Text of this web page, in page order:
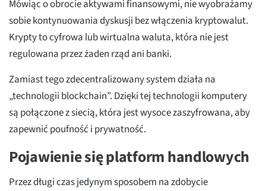
Mówiąc o obrocie aktywami finansowymi, nie wyobrażamy
sobie kontynuowania dyskusji bez włączenia kryptowalut.
Krypty to cyfrowa lub wirtualna waluta, która nie jest
regulowana przez żaden rząd ani banki.
Zamiast tego zdecentralizowany system działa na
„technologii blockchain”. Dzięki tej technologii komputery
są połączone z siecią, która jest wysoce zaszyfrowana, aby
zapewnić poufność i prywatność.
Pojawienie się platform handlowych
Przez długi czas jedynym sposobem na zdobycie